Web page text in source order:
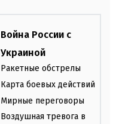
Война России с
Украиной
Ракетные обстрелы
Карта боевых действий
Мирные переговоры
Воздушная тревога в